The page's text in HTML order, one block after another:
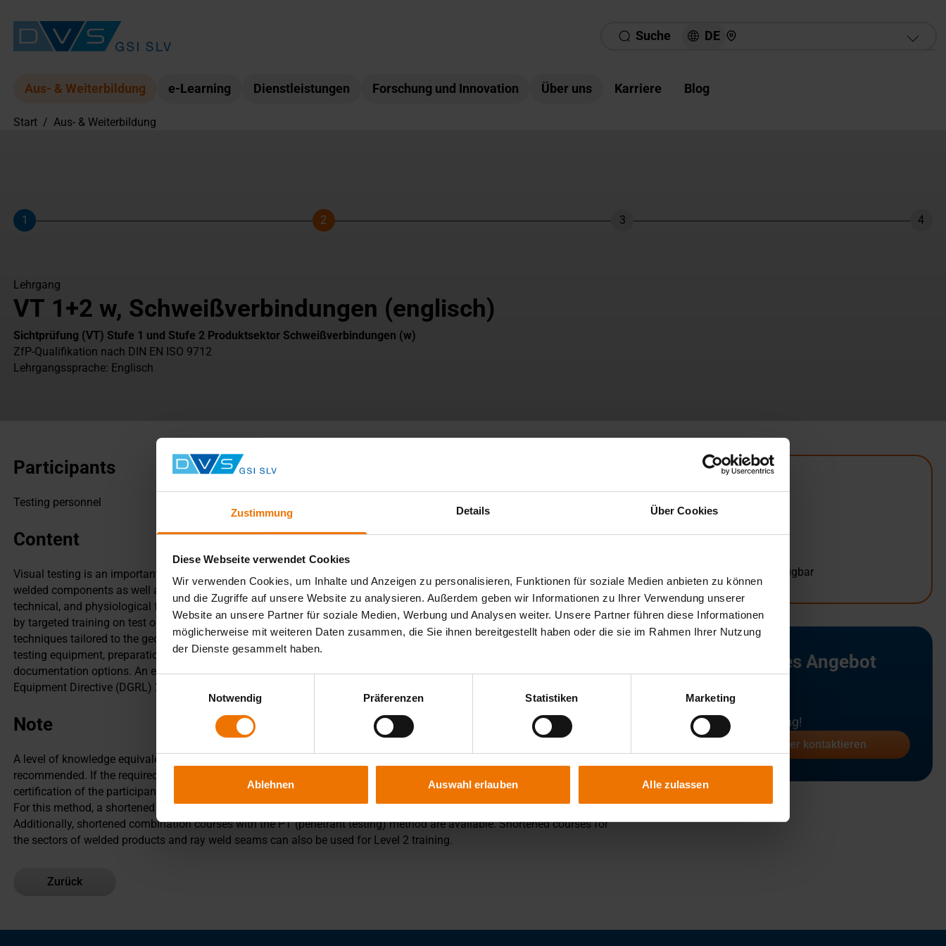
Zustimmung Details Über Cookies
Diese Webseite verwendet Cookies
Wir verwenden Cookies, um Inhalte und Anzeigen zu personalisieren, Funktionen für soziale Medien anbieten zu können
und die Zugriffe auf unsere Website zu analysieren. Außerdem geben wir Informationen zu Ihrer Verwendung unserer
Website an unsere Partner für soziale Medien, Werbung und Analysen weiter. Unsere Partner führen diese Informationen
möglicherweise mit weiteren Daten zusammen, die Sie ihnen bereitgestellt haben oder die sie im Rahmen Ihrer Nutzung
der Dienste gesammelt haben.
Einwilligungsauswahl
Notwendig
Präferenzen Statistiken Marketing
Ablehnen Auswahl erlauben Alle zulassen
Suche DE Hier finden Sie uns
Aus- & Weiterbildung e-Learning Dienstleistungen Forschung und Innovation Über uns Karriere Blog
Start / Aus- & Weiterbildung
Schritt
1
Schritt
2
Schritt
3 4
Lehrgang
VT 1+2 w, Schweißverbindungen (englisch)
Sichtprüfung (VT) Stufe 1 und Stufe 2 Produktsektor Schweißverbindungen (w)
ZfP-Qualifikation nach DIN EN ISO 9712
Lehrgangssprache: Englisch
Participants
Testing personnel
Content
Visual testing is an important method of non-destructive testing used to evaluate a wide range of external features on
welded components as well as castings and forgings. The course covers the curriculum for Levels 1 and 2. The physical,
technical, and physiological fundamentals are presented through lectures and practical exercises. This is accompanied
by targeted training on test objects to ensure a practice-oriented education. Key focuses of the training include testing
techniques tailored to the geometries and surfaces of the components being examined, capabilities and limitations of
testing equipment, preparation of test instructions, as well as standard-compliant evaluation of results and
documentation options. An examination is conducted in accordance with DIN EN ISO 9712, considering the Pressure
Equipment Directive (DGRL) 2014/68/EU.
Note
A level of knowledge equivalent to a skilled worker qualification in a technical profession, ideally in metalworking, is
recommended. If the required experience in the field of visual testing and physical fitness (eye test) has been proven,
certification of the participant is possible.
For this method, a shortened Level 2 course for engineers may be attended if the relevant prerequisites are met.
Additionally, shortened combination courses with the PT (penetrant testing) method are available. Shortened courses for
the sectors of welded products and ray weld seams can also be used for Level 2 training.
Zurück
Übersicht
Keine Termine verfügbar
Kein passendes Angebot
Wir finden eine Lösung!
Ansprechpartner kontaktieren